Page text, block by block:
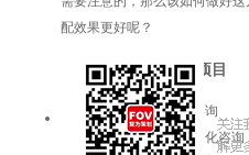
配效果更好呢？
服务项目
品牌咨询
企业文化咨询